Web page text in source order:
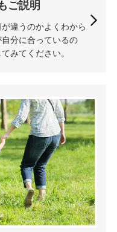
ご説明
違うのかよくわから
分に合っているの
みてください。